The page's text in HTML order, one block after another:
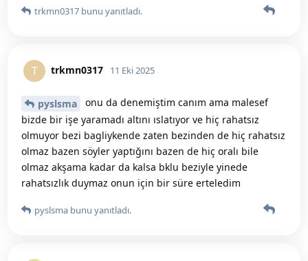
trkmn0317 bunu yanıtladı.
T trkmn0317 11 Eki 2025
pyslsma
onu da denemiştim canım ama malesef
bizde bir işe yaramadı altını ıslatıyor ve hiç rahatsız
olmuyor bezi bagliykende zaten bezinden de hiç rahatsız
olmaz bazen söyler yaptığını bazen de hiç oralı bile
olmaz akşama kadar da kalsa bklu beziyle yinede
rahatsızlık duymaz onun için bir süre erteledim
pyslsma bunu yanıtladı.